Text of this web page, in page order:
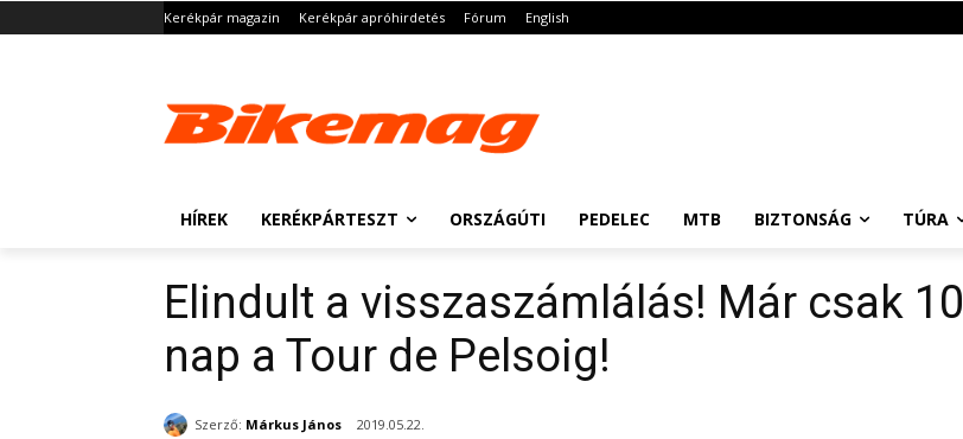
Kerékpár magazin Kerékpár apróhirdetés Fórum English
HÍREK KERÉKPÁRTESZT ORSZÁGÚTI PEDELEC MTB BIZTONSÁG TÚRA
Elindult a visszaszámlálás! Már csak 10
nap a Tour de Pelsoig!
Szerző: Márkus János 2019.05.22.